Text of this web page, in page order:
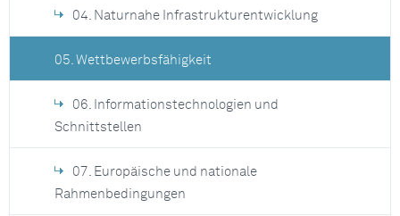
04. Naturnahe Infrastrukturentwicklung
05. Wettbewerbsfähigkeit
06. Informationstechnologien und
Schnittstellen
07. Europäische und nationale
Rahmenbedingungen